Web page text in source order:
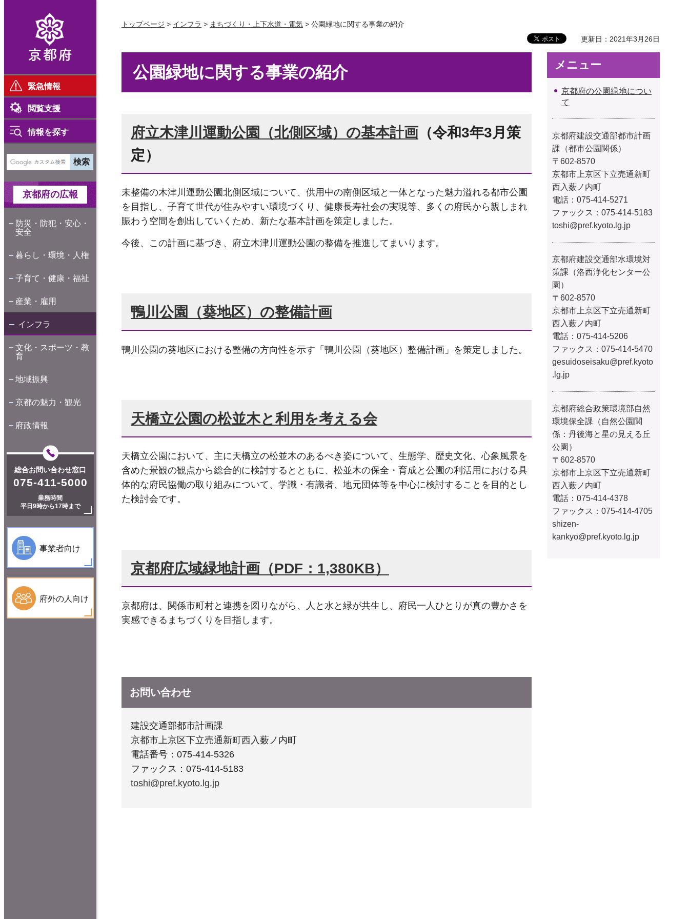
緊急情報
閲覧支援
情報を探す
京都府の広報
防災・防犯・安心・
安全
暮らし・環境・人権
子育て・健康・福祉
産業・雇用
インフラ
文化・スポーツ・教
育
地域振興
京都の魅力・観光
府政情報
総合お問い合わせ窓口
075-411-5000
業務時間
平日9時から17時まで
事業者向け
府外の人向け
トップページ > インフラ > まちづくり・上下水道・電気 > 公園緑地に関する事業の紹介
更新日：2021年3月26日
公園緑地に関する事業の紹介
府立木津川運動公園（北側区域）の基本計画 （令和3年3月策
定）
未整備の木津川運動公園北側区域について、供用中の南側区域と一体となった魅力溢れる都市公園
を目指し、子育て世代が住みやすい環境づくり、健康長寿社会の実現等、多くの府民から親しまれ
賑わう空間を創出していくため、新たな基本計画を策定しました。
今後、この計画に基づき、府立木津川運動公園の整備を推進してまいります。
鴨川公園（葵地区）の整備計画
鴨川公園の葵地区における整備の方向性を示す「鴨川公園（葵地区）整備計画」を策定しました。
天橋立公園の松並木と利用を考える会
天橋立公園において、主に天橋立の松並木のあるべき姿について、生態学、歴史文化、心象風景を
含めた景観の観点から総合的に検討するとともに、松並木の保全・育成と公園の利活用における具
体的な府民協働の取り組みについて、学識・有識者、地元団体等を中心に検討することを目的とし
た検討会です。
京都府広域緑地計画（PDF：1,380KB）
京都府は、関係市町村と連携を図りながら、人と水と緑が共生し、府民一人ひとりが真の豊かさを
実感できるまちづくりを目指します。
お問い合わせ
建設交通部都市計画課
京都市上京区下立売通新町西入薮ノ内町
電話番号：075-414-5326
ファックス：075-414-5183
toshi@pref.kyoto.lg.jp
メニュー
京都府の公園緑地につい
て
京都府建設交通部都市計画
課（都市公園関係）
〒602-8570
京都市上京区下立売通新町
西入薮ノ内町
電話：075-414-5271
ファックス：075-414-5183
toshi@pref.kyoto.lg.jp
京都府建設交通部水環境対
策課（洛西浄化センター公
園）
〒602-8570
京都市上京区下立売通新町
西入薮ノ内町
電話：075-414-5206
ファックス：075-414-5470
gesuidoseisaku@pref.kyoto
.lg.jp
京都府総合政策環境部自然
環境保全課（自然公園関
係：丹後海と星の見える丘
公園）
〒602-8570
京都市上京区下立売通新町
西入薮ノ内町
電話：075-414-4378
ファックス：075-414-4705
shizen-
kankyo@pref.kyoto.lg.jp